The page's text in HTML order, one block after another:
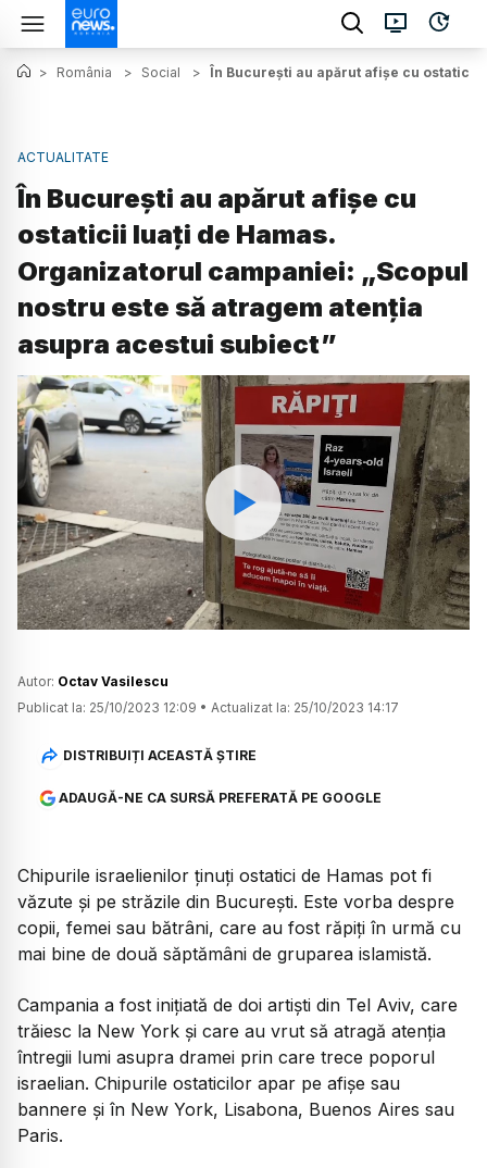
> România > Social > În București au apărut afișe cu ostaticii
ACTUALITATE
În București au apărut afișe cu
ostaticii luați de Hamas.
Organizatorul campaniei: „Scopul
nostru este să atragem atenția
asupra acestui subiect”
Watch
Autor: Octav Vasilescu
Publicat la: 25/10/2023 12:09 • Actualizat la: 25/10/2023 14:17
DISTRIBUIȚI ACEASTĂ ȘTIRE
ADAUGĂ-NE CA SURSĂ PREFERATĂ PE GOOGLE
Chipurile israelienilor ținuți ostatici de Hamas pot fi
văzute și pe străzile din București. Este vorba despre
copii, femei sau bătrâni, care au fost răpiți în urmă cu
mai bine de două săptămâni de gruparea islamistă.
Campania a fost inițiată de doi artiști din Tel Aviv, care
trăiesc la New York și care au vrut să atragă atenția
întregii lumi asupra dramei prin care trece poporul
israelian. Chipurile ostaticilor apar pe afișe sau
bannere și în New York, Lisabona, Buenos Aires sau
Paris.